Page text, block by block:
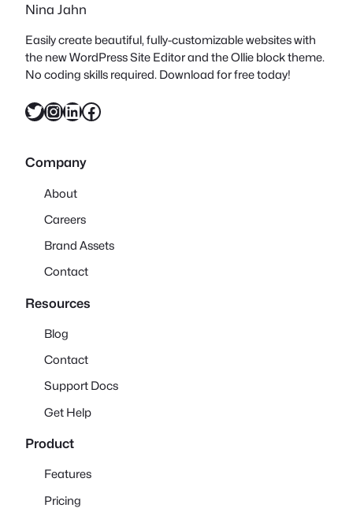
Nina Jahn
Easily create beautiful, fully-customizable websites with
the new WordPress Site Editor and the Ollie block theme.
No coding skills required. Download for free today!
Twitter InstagramLinkedIn Facebook
Company
About
Careers
Brand Assets
Contact
Resources
Blog
Contact
Support Docs
Get Help
Product
Features
Pricing